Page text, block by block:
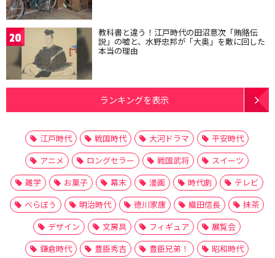
20 教科書と違う！江戸時代の田沼意次「賄賂伝
説」の嘘と、水野忠邦が「大奥」を敵に回した
本当の理由
ランキングを表示
江戸時代 戦国時代 大河ドラマ
平安時代
アニメ
ロングセラー 戦国武将
スイーツ
雑学
お菓子 幕末 漫画 時代劇
テレビ
べらぼう
明治時代 徳川家康 織田信長
抹茶
デザイン
文房具 フィギュア
展覧会
鎌倉時代
豊臣秀吉 豊臣兄弟！
昭和時代